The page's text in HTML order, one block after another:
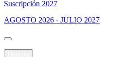
Suscripción 2027
AGOSTO 2026 - JULIO 2027